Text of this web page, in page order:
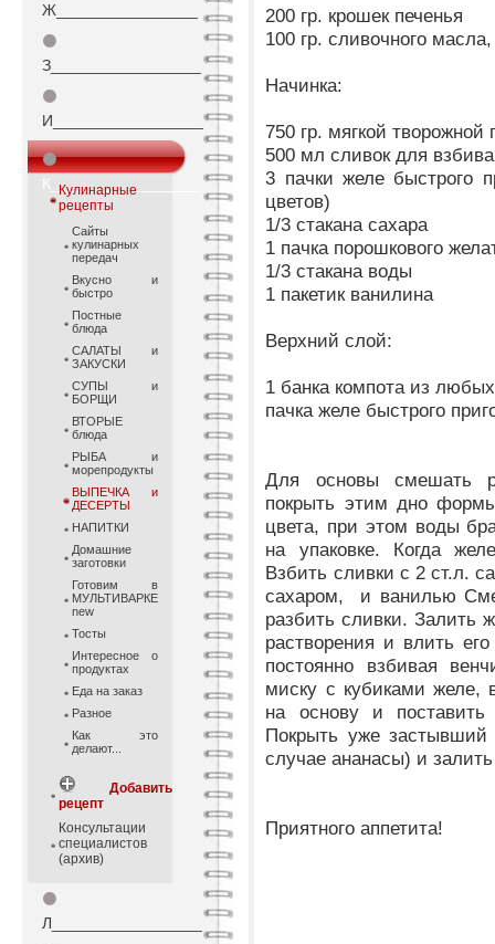
Ж________________
⚫
З_________________
⚫
И_________________
⚫
К_________________
Кулинарные
рецепты
Сайты
кулинарных
передач
Вкусно и
быстро
Постные
блюда
САЛАТЫ и
ЗАКУСКИ
СУПЫ и
БОРЩИ
ВТОРЫЕ
блюда
РЫБА и
морепродукты
ВЫПЕЧКА и
ДЕСЕРТЫ
НАПИТКИ
Домашние
заготовки
Готовим в
МУЛЬТИВАРКЕ
new
Тосты
Интересное о
продуктах
Еда на заказ
Разное
Как это
делают...
Добавить
рецепт
Консультации
специалистов
(архив)
⚫
Л_________________
200 гр. крошек печенья
100 гр. сливочного
Начинка:
750 гр. мягкой творожной
500 мл сливок для
3 пачки желе быстрого
цветов)
1/3 стакана сахара
1 пачкa порошкового
1/3 стакана воды
1 пакетик ванилина
Верхний слой:
1 банка компота из
пачка желе быстрого
Для основы смешать
покрыть этим дно
цвета, при этом воды
на упаковке. Когда
Взбить сливки с 2 ст.л.
сахаром, и ванилью
разбить сливки. Залить
растворения и влить
постоянно взбивая
миску с кубиками
на основу и
Покрыть уже
случае ананасы) и
Приятного аппетита!